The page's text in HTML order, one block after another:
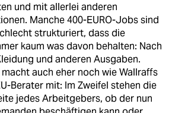
und mit allerlei anderen
Manche 400-EURO-Jobs sind
strukturiert, dass die
kaum was davon behalten: Nach
und anderen Ausgaben.
macht auch eher noch wie Wallraffs
Berater mit: Im Zweifel stehen die
jedes Arbeitgebers, ob der nun